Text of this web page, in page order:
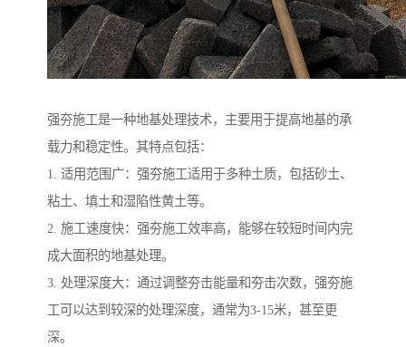
强夯施工是一种地基处理技术，主要用于提高地基的承
载力和稳定性。其特点包括：
1. 适用范围广：强夯施工适用于多种土质，包括砂土、
粘土、填土和湿陷性黄土等。
2. 施工速度快：强夯施工效率高，能够在较短时间内完
成大面积的地基处理。
3. 处理深度大：通过调整夯击能量和夯击次数，强夯施
工可以达到较深的处理深度，通常为3-15米，甚至更
深。